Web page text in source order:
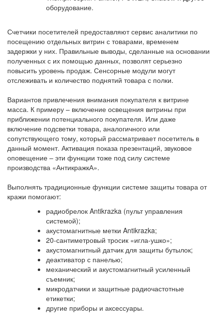
оборудование.
Счетчики посетителей предоставляют сервис аналитики по
посещению отдельных витрин с товарами, временем
задержки у них. Правильные выводы, сделанные на основании
полученных с их помощью данных, позволят серьезно
повысить уровень продаж. Сенсорные модули могут
отслеживать и количество поднятий товара с полки.
Вариантов привлечения внимания покупателя к витрине
масса. К примеру – включение освещения витрины при
приближении потенциального покупателя. Или даже
включение подсветки товара, аналогичного или
сопутствующего тому, который рассматривает посетитель в
данный момент. Активация показа презентаций, звуковое
оповещение – эти функции тоже под силу системе
производства «АнтикражкА».
Выполнять традиционные функции системе защиты товара от
кражи помогают:
радиобрелок Antikrazka (пульт управления
системой);
акустомагнитные метки Antikrazka;
20-сантиметровый тросик «игла-ушко»;
акустомагнитный датчик для защиты бутылок;
деактиватор с панелью;
механический и акустомагнитный усиленный
съемник;
микродатчики и защитные радиочастотные
етикетки;
другие приборы и аксессуары.